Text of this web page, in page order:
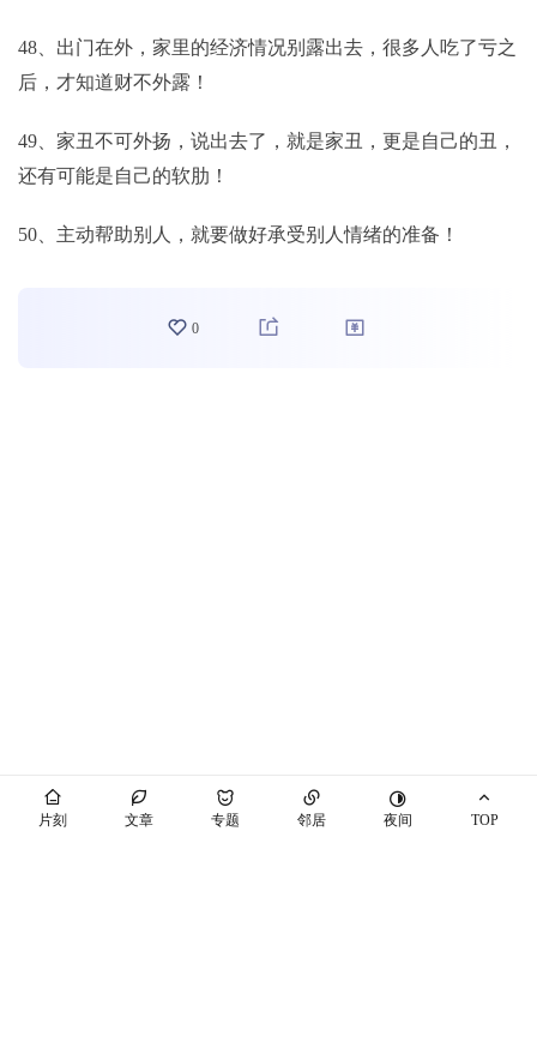
48、出门在外，家里的经济情况别露出去，很多人吃了亏之
后，才知道财不外露！
49、家丑不可外扬，说出去了，就是家丑，更是自己的丑，
还有可能是自己的软肋！
50、主动帮助别人，就要做好承受别人情绪的准备！
0
片刻 文章 专题 邻居 夜间 TOP